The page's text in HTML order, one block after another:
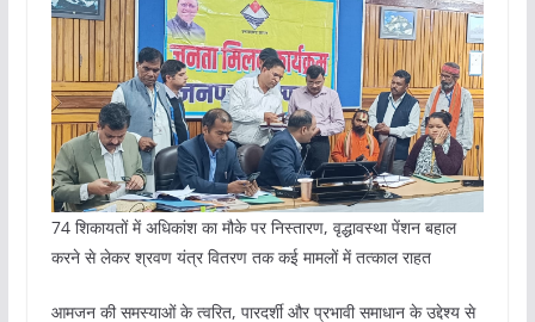
74 शिकायतों में अधिकांश का मौके पर निस्तारण, वृद्धावस्था पेंशन बहाल
करने से लेकर श्रवण यंत्र वितरण तक कई मामलों में तत्काल राहत
आमजन की समस्याओं के त्वरित, पारदर्शी और प्रभावी समाधान के उद्देश्य से